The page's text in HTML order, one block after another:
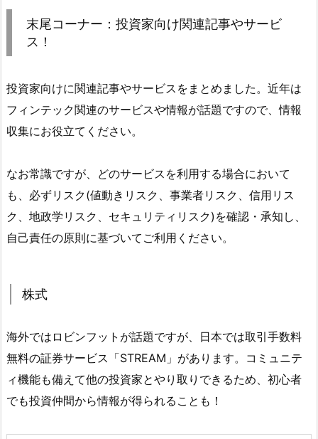
末尾コーナー：投資家向け関連記事やサービ
ス！
投資家向けに関連記事やサービスをまとめました。近年は
フィンテック関連のサービスや情報が話題ですので、情報
収集にお役立てください。
なお常識ですが、どのサービスを利用する場合において
も、必ずリスク(値動きリスク、事業者リスク、信用リス
ク、地政学リスク、セキュリティリスク)を確認・承知し、
自己責任の原則に基づいてご利用ください。
株式
海外ではロビンフットが話題ですが、日本では取引手数料
無料の証券サービス「STREAM」があります。コミュニテ
ィ機能も備えて他の投資家とやり取りできるため、初心者
でも投資仲間から情報が得られることも！